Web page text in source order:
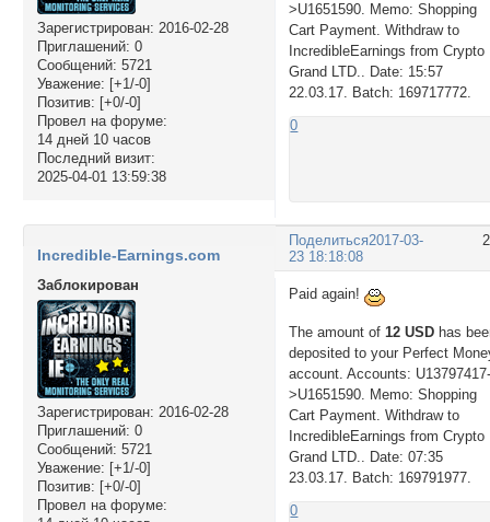
Зарегистрирован: 2016-02-28
Приглашений: 0
Сообщений: 5721
Уважение: [+1/-0]
Позитив: [+0/-0]
Провел на форуме:
14 дней 10 часов
Последний визит:
2025-04-01 13:59:38
>U1651590. Memo: Shopping
Cart Payment. Withdraw to
IncredibleEarnings from Crypto
Grand LTD.. Date: 15:57
22.03.17. Batch: 169717772.
0
Поделиться2017-03-
23 18:18:08
Incredible-Earnings.com
Заблокирован
Зарегистрирован: 2016-02-28
Приглашений: 0
Сообщений: 5721
Уважение: [+1/-0]
Позитив: [+0/-0]
Провел на форуме:
Paid again!
The amount of 12 USD has
deposited to your Perfect
account. Accounts:
>U1651590. Memo: Shopping
Cart Payment. Withdraw to
IncredibleEarnings from Crypto
Grand LTD.. Date: 07:35
23.03.17. Batch: 169791977.
0